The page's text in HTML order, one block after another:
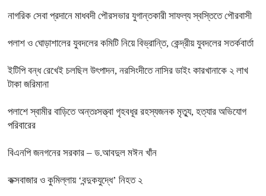
নাগরিক সেবা প্রদানে মাধবদী পৌরসভার যুগান্তকারী সাফল্য স্বস্তিতে পৌরবাসী
পলাশ ও ঘোড়াশালের যুবদলের কমিটি নিয়ে বিভ্রান্তি, কেন্দ্রীয় যুবদলের সতর্কবার্তা
ইটিপি বন্ধ রেখেই চলছিল উৎপাদন, নরসিংদীতে নাসির ডাইং কারখানাকে ২ লাখ
টাকা জরিমানা
পলাশে স্বামীর বাড়িতে অন্তঃসত্ত্বা গৃহবধূর রহস্যজনক মৃত্যু, হত্যার অভিযোগ
পরিবারের
বিএনপি জনগনের সরকার – ড.আবদুল মঈন খাঁন
কক্সবাজার ও কুমিল্লায় ‘বন্দুকযুদ্ধে’ নিহত ২